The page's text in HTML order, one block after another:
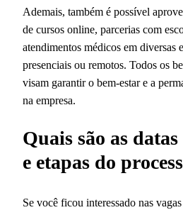
Ademais, também é possível
de cursos online, parcerias com
atendimentos médicos em diversas
presenciais ou remotos. Todos os
visam garantir o bem-estar e a
na empresa.
Quais são as
e etapas do
Se você ficou interessado nas